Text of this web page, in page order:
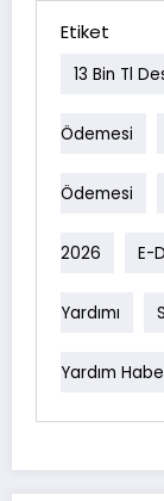
Etiket
13 Bin Tl
Ödemesi
Ödemesi
2026 E-
Yardımı
Yardım